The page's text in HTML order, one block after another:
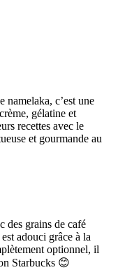
namelaka, c’est une
gélatine et
recettes avec le
et gourmande au
des grains de café
adouci grâce à la
optionnel, il
Starbucks 😊